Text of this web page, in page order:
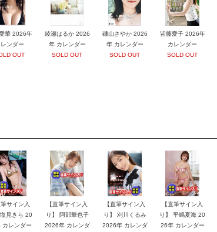
華 2026年
レンダー
OUT
綾瀬はるか 2026
年 カレンダー
SOLD OUT
磯山さやか 2026
年 カレンダー
SOLD OUT
皆藤愛子 2026年
カレンダー
SOLD OUT
筆サイン入
見きら 20
カレンダー
【直筆サイン入
り】 阿部華也子
2026年 カレンダ
【直筆サイン入
り】 刈川くるみ
2026年 カレンダ
【直筆サイン入
り】 平嶋夏海 20
26年 カレンダー